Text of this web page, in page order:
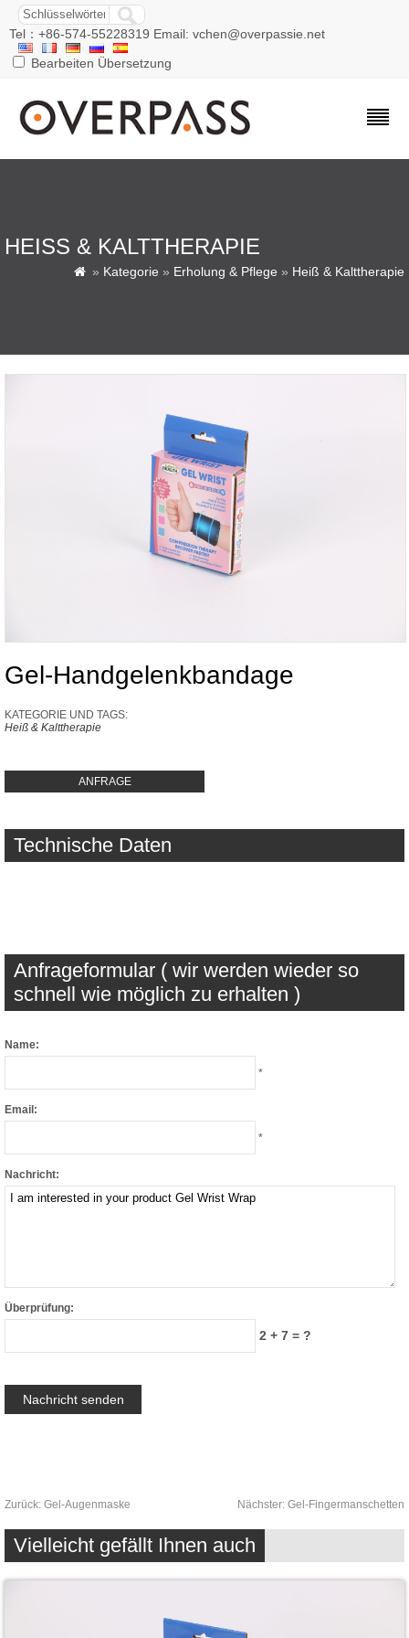
Tel：+86-574-55228319 Email: vchen@overpassie.net
Bearbeiten Übersetzung
HEISS & KALTTHERAPIE
 » Kategorie » Erholung & Pflege » Heiß & Kalttherapie
Gel-Handgelenkbandage
KATEGORIE UND TAGS:
Heiß & Kalttherapie
ANFRAGE
Technische Daten
Anfrageformular ( wir werden wieder so
schnell wie möglich zu erhalten )
Name:
*
Email:
*
Nachricht:
Überprüfung:
2 + 7 = ?
Zurück: Gel-Augenmaske Nächster: Gel-Fingermanschetten
Vielleicht gefällt Ihnen auch